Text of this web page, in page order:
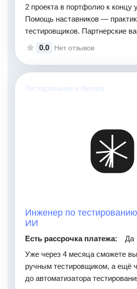
2 проекта в портфолио к концу
Помощь наставников —
тестировщиков. Партнерские
0.0
Нет отзывов
Тестирование и devops
Инженер по
ИИ
Есть рассрочка платежа:
Да
Уже через 4 месяца сможете
ручным тестировщиком, а ещё
до автоматизатора